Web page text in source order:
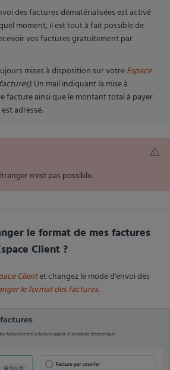
des factures dématérialisées est activé
moment, il est tout à fait possible de
vos factures gratuitement par
mises à disposition sur votre Espace
Un mail indiquant la mise à
facture ainsi que le montant total à payer
adressé.
n'est pas possible.
le format de mes factures
Client ?
Clientet changez le mode d'envoi des
le format des factures.